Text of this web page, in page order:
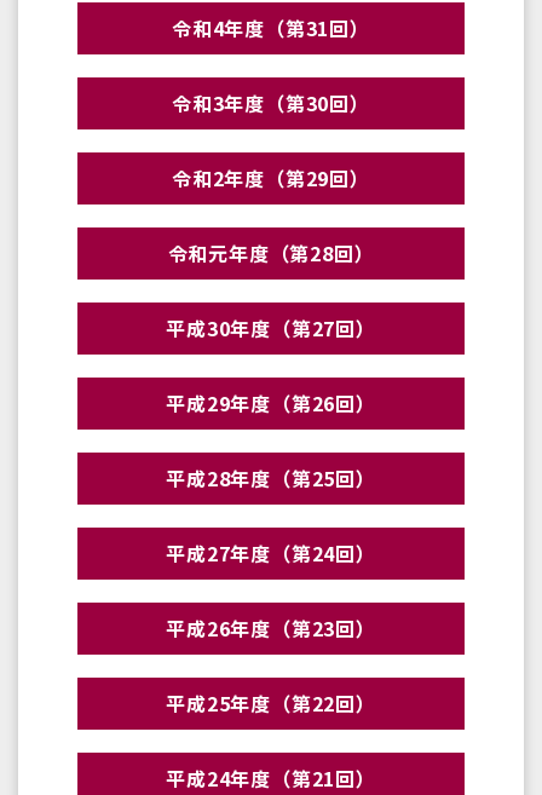
令和4年度（第31回）
令和3年度（第30回）
令和2年度（第29回）
令和元年度（第28回）
平成30年度（第27回）
平成29年度（第26回）
平成28年度（第25回）
平成27年度（第24回）
平成26年度（第23回）
平成25年度（第22回）
平成24年度（第21回）